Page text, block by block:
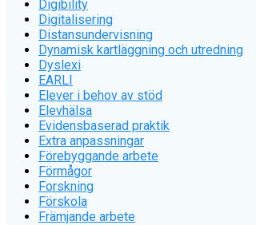
Digibility
Digitalisering
Distansundervisning
Dynamisk kartläggning och utredning
Dyslexi
EARLI
Elever i behov av stöd
Elevhälsa
Evidensbaserad praktik
Extra anpassningar
Förebyggande arbete
Förmågor
Forskning
Förskola
Främjande arbete